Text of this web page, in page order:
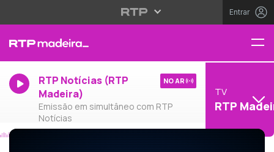
Entrar
RTP Notícias (RTP
Madeira)
Emissão em simultâneo com RTP
Notícias
NO AR
TV
RTP